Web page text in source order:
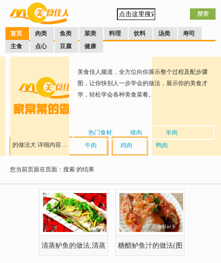
首页 肉类 鱼类 菜类 料理 饮料 汤类
寿司
主食
点心 豆腐 健康
详细内容…
的做法大
全
美食佳人频道，全方位向你展示整个过程及配步骤
图，让你快别人一步学会的做法，展示你的美食才
华，轻松学会各种美食菜肴。
热门食材: 猪肉
羊肉
牛肉
鸡肉 鸭肉
您当前页面在页面：搜索 的结果
清蒸鲈鱼的做法,清蒸 糖醋鲈鱼汁的做法(图